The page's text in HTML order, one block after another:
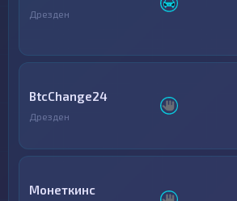
Дрезден
BtcChange24
Дрезден
Монеткинс